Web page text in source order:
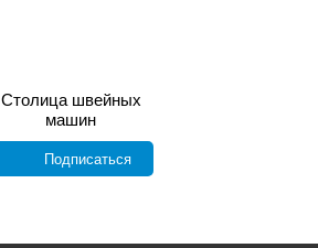
Столица швейных
машин
Подписаться